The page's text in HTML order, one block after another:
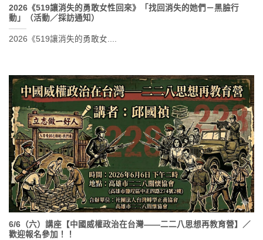
2026《519讓消失的勇敢女性回來》「找回消失的她們－黑臉行
動」（活動／採訪通知）
2026《519讓消失的勇敢女....
6/6（六）講座【中國威權政治在台灣——二二八思想再教育營】／
歡迎報名參加！！